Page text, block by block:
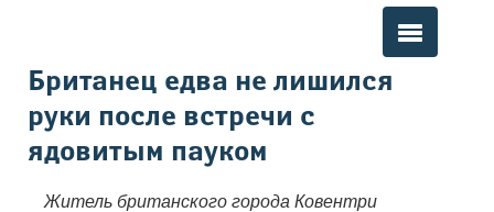
Вы здесь
Британец едва не лишился
руки после встречи с
ядовитым пауком
Житель британского города Ковентри